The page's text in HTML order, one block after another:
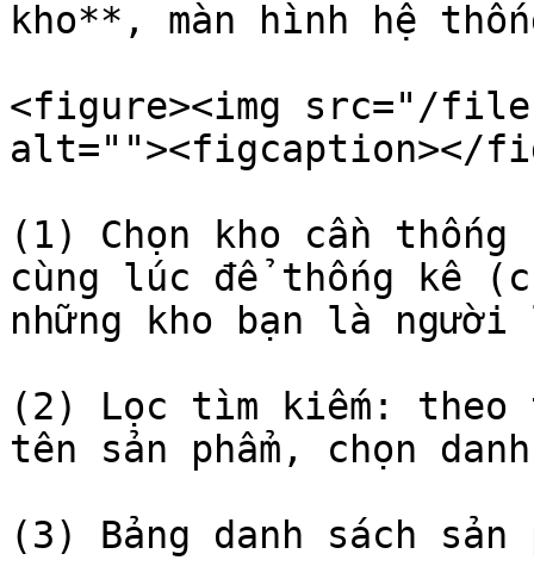
kho**, màn hình hệ
<figure><img src="/files/
alt=""><figcaption></
(1) Chọn kho cần
cùng lúc để thống kê
những kho bạn là
(2) Lọc tìm kiếm: theo
tên sản phẩm, chọn
(3) Bảng danh sách